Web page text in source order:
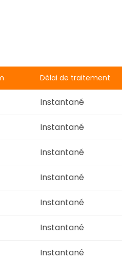
Délai de traitement
Instantané
Instantané
Instantané
Instantané
Instantané
Instantané
Instantané